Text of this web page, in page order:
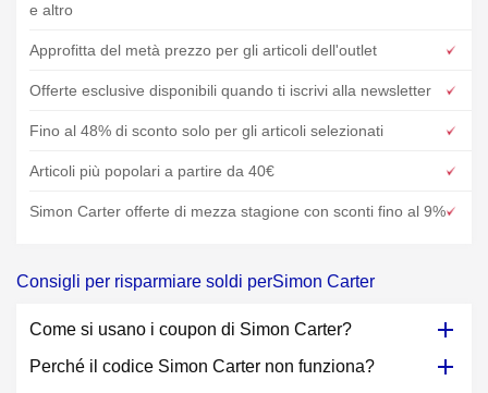
e altro
Approfitta del metà prezzo per gli articoli dell'outlet
Offerte esclusive disponibili quando ti iscrivi alla newsletter
Fino al 48% di sconto solo per gli articoli selezionati
Articoli più popolari a partire da 40€
Simon Carter offerte di mezza stagione con sconti fino al 9%
Consigli per risparmiare soldi perSimon Carter
Come si usano i coupon di Simon Carter?
Perché il codice Simon Carter non funziona?